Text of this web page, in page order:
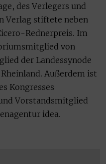
des Verlegers und
Verlag stiftete neben
Rednerpreis. Im
von
der Landessynode
Außerdem ist
Kongresses
Vorstandsmitglied
idea.